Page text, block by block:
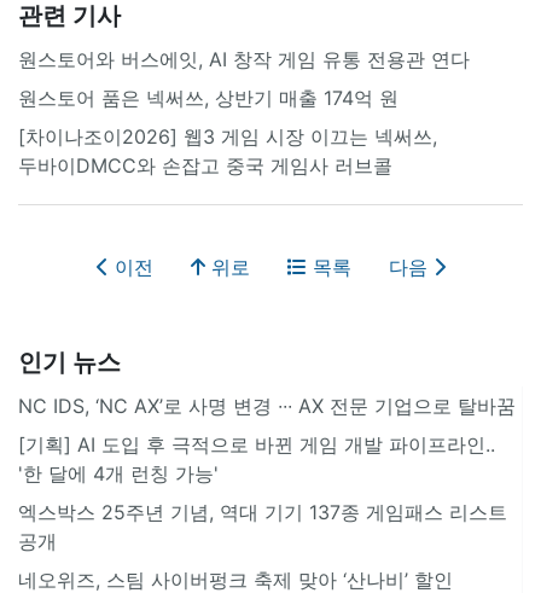
관련 기사
원스토어와 버스에잇, AI 창작 게임 유통 전용관 연다
원스토어 품은 넥써쓰, 상반기 매출 174억 원
[차이나조이2026] 웹3 게임 시장 이끄는 넥써쓰,
두바이DMCC와 손잡고 중국 게임사 러브콜
이전 위로 목록 다음
인기 뉴스
NC IDS, ‘NC AX’로 사명 변경 ∙∙∙ AX 전문 기업으로 탈바꿈
[기획] AI 도입 후 극적으로 바뀐 게임 개발 파이프라인..
'한 달에 4개 런칭 가능'
엑스박스 25주년 기념, 역대 기기 137종 게임패스 리스트
공개
네오위즈, 스팀 사이버펑크 축제 맞아 ‘산나비’ 할인